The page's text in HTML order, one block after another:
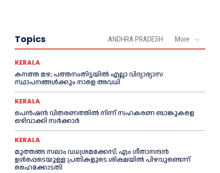
Topics ANDHRA PRADESH More
KERALA
കനത്ത മഴ; പത്തനംതിട്ടയില്‍ എല്ലാ വിദ്യാഭ്യാസ
സ്ഥാപനങ്ങള്‍ക്കും നാളെ അവധി
KERALA
പെൻഷൻ വിതരണത്തില്‍ നിന്ന് സഹകരണ ബാങ്കുകളെ
ഒഴിവാക്കി സര്‍ക്കാര്‍
KERALA
മുത്തങ്ങ സലാം വധശ്രമക്കേസ്; എം ഗീതാനന്ദൻ
ഉള്‍പ്പെടെയുള്ള പ്രതികളുടെ ശിക്ഷയില്‍ പിഴവുണ്ടെന്ന്
ഹൈക്കോടതി